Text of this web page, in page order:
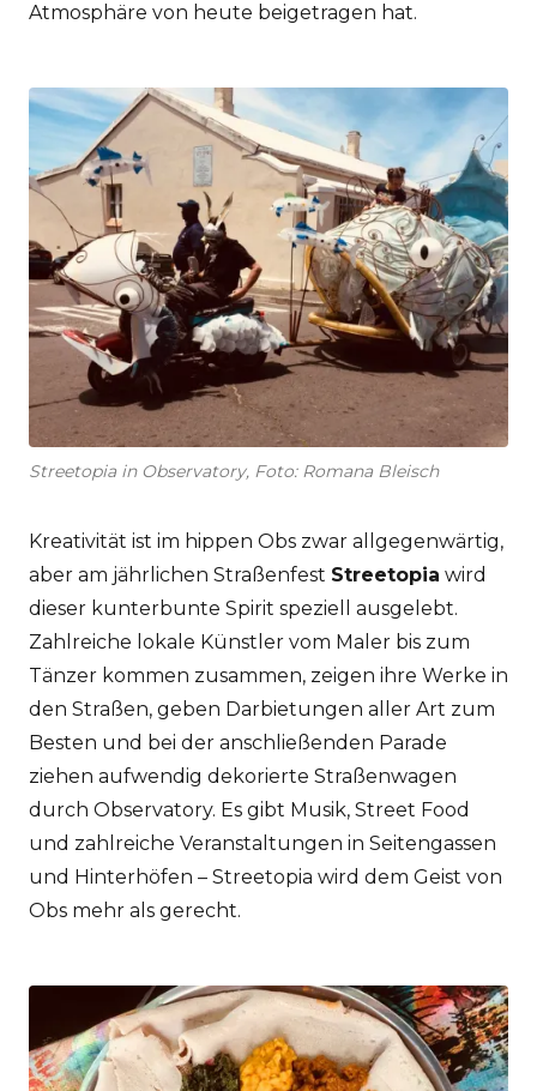
Atmosphäre von heute beigetragen hat.
Streetopia in Observatory, Foto: Romana Bleisch
Kreativität ist im hippen Obs zwar allgegenwärtig,
aber am jährlichen Straßenfest Streetopia wird
dieser kunterbunte Spirit speziell ausgelebt.
Zahlreiche lokale Künstler vom Maler bis zum
Tänzer kommen zusammen, zeigen ihre Werke in
den Straßen, geben Darbietungen aller Art zum
Besten und bei der anschließenden Parade
ziehen aufwendig dekorierte Straßenwagen
durch Observatory. Es gibt Musik, Street Food
und zahlreiche Veranstaltungen in Seitengassen
und Hinterhöfen – Streetopia wird dem Geist von
Obs mehr als gerecht.